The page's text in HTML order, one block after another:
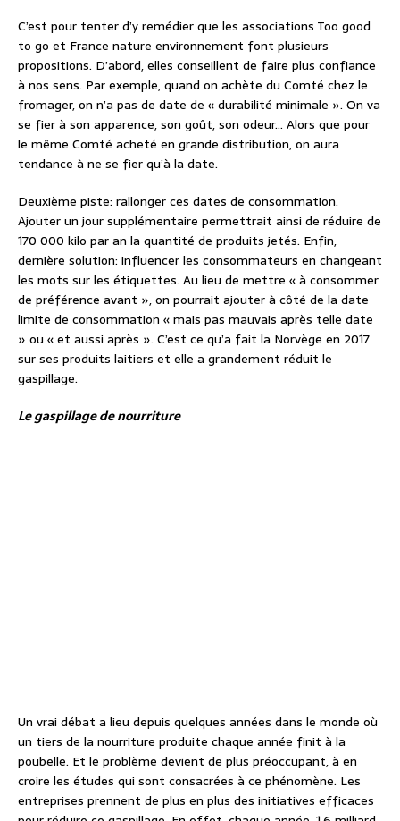
C’est pour tenter d’y remédier que les associations Too good
to go et France nature environnement font plusieurs
propositions. D’abord, elles conseillent de faire plus confiance
à nos sens. Par exemple, quand on achète du Comté chez le
fromager, on n’a pas de date de « durabilité minimale ». On va
se fier à son apparence, son goût, son odeur… Alors que pour
le même Comté acheté en grande distribution, on aura
tendance à ne se fier qu’à la date.
Deuxième piste: rallonger ces dates de consommation.
Ajouter un jour supplémentaire permettrait ainsi de réduire de
170 000 kilo par an la quantité de produits jetés. Enfin,
dernière solution: influencer les consommateurs en changeant
les mots sur les étiquettes. Au lieu de mettre « à consommer
de préférence avant », on pourrait ajouter à côté de la date
limite de consommation « mais pas mauvais après telle date
» ou « et aussi après ». C’est ce qu’a fait la Norvège en 2017
sur ses produits laitiers et elle a grandement réduit le
gaspillage.
Le gaspillage de nourriture
Un vrai débat a lieu depuis quelques années dans le monde où
un tiers de la nourriture produite chaque année finit à la
poubelle. Et le problème devient de plus préoccupant, à en
croire les études qui sont consacrées à ce phénomène. Les
entreprises prennent de plus en plus des initiatives efficaces